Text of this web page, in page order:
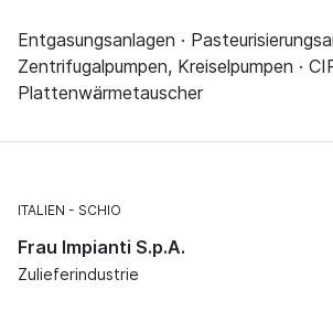
Entgasungsanlagen ·
Zentrifugalpumpen, Kreiselpumpen ·
Plattenwärmetauscher
ITALIEN SCHIO
Frau Impianti S.p.A.
Zulieferindustrie